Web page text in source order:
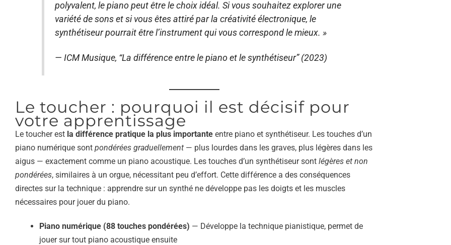
polyvalent, le piano peut être le choix idéal. Si vous souhaitez explorer une
variété de sons et si vous êtes attiré par la créativité électronique, le
synthétiseur pourrait être l’instrument qui vous correspond le mieux. »
— ICM Musique, “La différence entre le piano et le synthétiseur” (2023)
Le toucher : pourquoi il est décisif pour
votre apprentissage
Le toucher est la différence pratique la plus importante entre piano et synthétiseur. Les touches d’un
piano numérique sont pondérées graduellement — plus lourdes dans les graves, plus légères dans les
aigus — exactement comme un piano acoustique. Les touches d’un synthétiseur sont légères et non
pondérées, similaires à un orgue, nécessitant peu d’effort. Cette différence a des conséquences
directes sur la technique : apprendre sur un synthé ne développe pas les doigts et les muscles
nécessaires pour jouer du piano.
Piano numérique (88 touches pondérées) — Développe la technique pianistique, permet de
jouer sur tout piano acoustique ensuite